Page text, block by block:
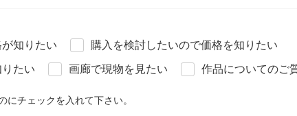
知りたい 購入を検討したいので価格を知りたい
たい 画廊で現物を見たい 作品についてのご
チェックを入れて下さい。